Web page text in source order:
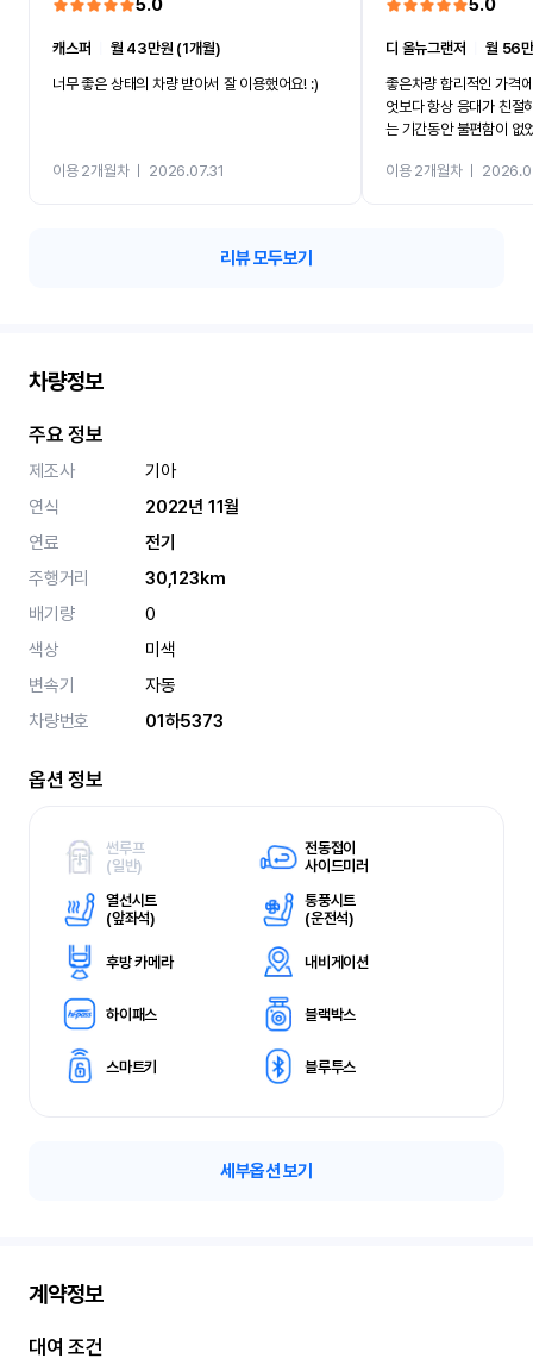
5.0
캐스퍼
월 43만원 (1개월)
너무 좋은 상태의 차량 받아서 잘 이용했어요! :)
이용 2개월차ㅣ 2026.07.31
5.0
디 올뉴그랜저 ㅣ월 56
좋은차량 합리적인 가격
엇보다 항상 응대가 친절
는 기간동안 불편함이 없
카 렌트 고민없이 강추합
이용 2개월차ㅣ
리뷰 모두보기
차량정보
주요 정보
제조사
기아
연식
2022년 11월
연료
전기
주행거리
30,123km
배기량
0
색상
미색
변속기
자동
차량번호
01하5373
옵션 정보
썬루프
(일반)
전동접이
사이드미러
열선시트
(앞좌석)
통풍시트
(운전석)
후방 카메라 내비게이션
하이패스 블랙박스
스마트키 블루투스
세부옵션 보기
계약정보
대여 조건